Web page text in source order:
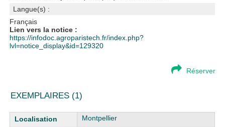
Langue(s) :
Français
Lien vers la notice :
https://infodoc.agroparistech.fr/index.php?
lvl=notice_display&id=129320
Réserver
EXEMPLAIRES (1)
Liste des exemplaires
Montpellier